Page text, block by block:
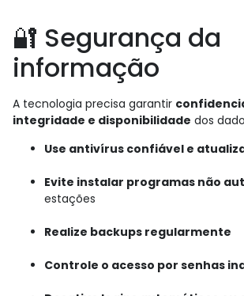
🔐 Segurança da
informação
A tecnologia precisa garantir
integridade e disponibilidade dos
Use antivírus confiável e
Evite instalar programas não
estações
Realize backups regularmente
Controle o acesso por senhas